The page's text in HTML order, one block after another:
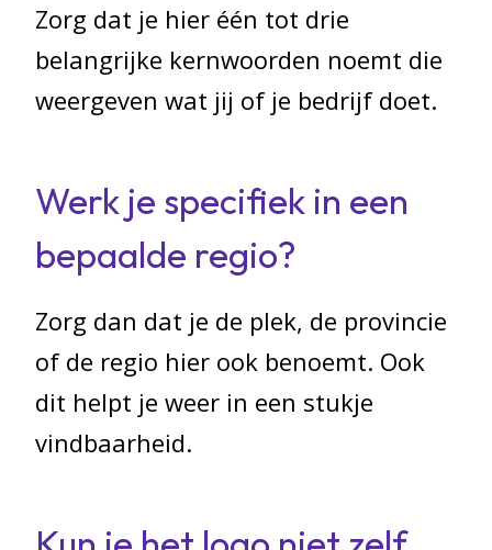
Zorg dat je hier één tot drie
belangrijke kernwoorden noemt die
weergeven wat jij of je bedrijf doet.
Werk je specifiek in een
bepaalde regio?
Zorg dan dat je de plek, de provincie
of de regio hier ook benoemt. Ook
dit helpt je weer in een stukje
vindbaarheid.